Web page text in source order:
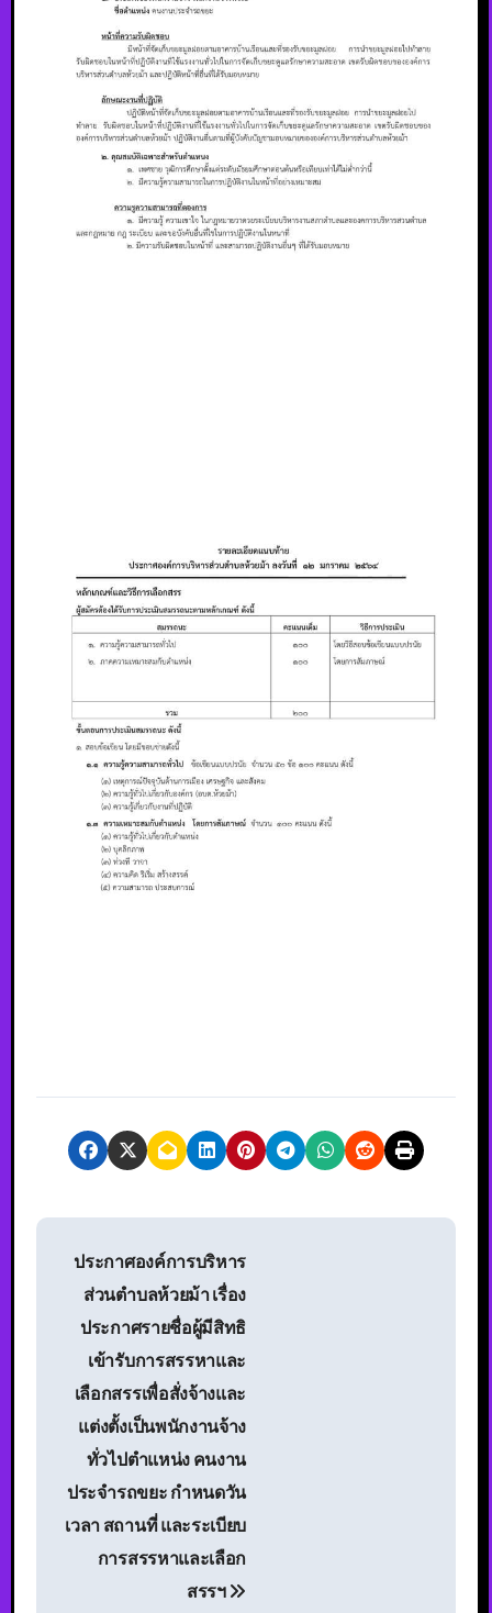
ประกาศองค์การบริหาร
ส่วนตำบลห้วยม้า เรื่อง
ประกาศรายชื่อผู้มีสิทธิ
เข้ารับการสรรหาและ
เลือกสรรเพื่อสั่งจ้างและ
แต่งตั้งเป็นพนักงานจ้าง
ทั่วไปตำแหน่ง คนงาน
ประจำรถขยะ กำหนดวัน
เวลา สถานที่ และระเบียบ
การสรรหาและเลือก
สรรฯ